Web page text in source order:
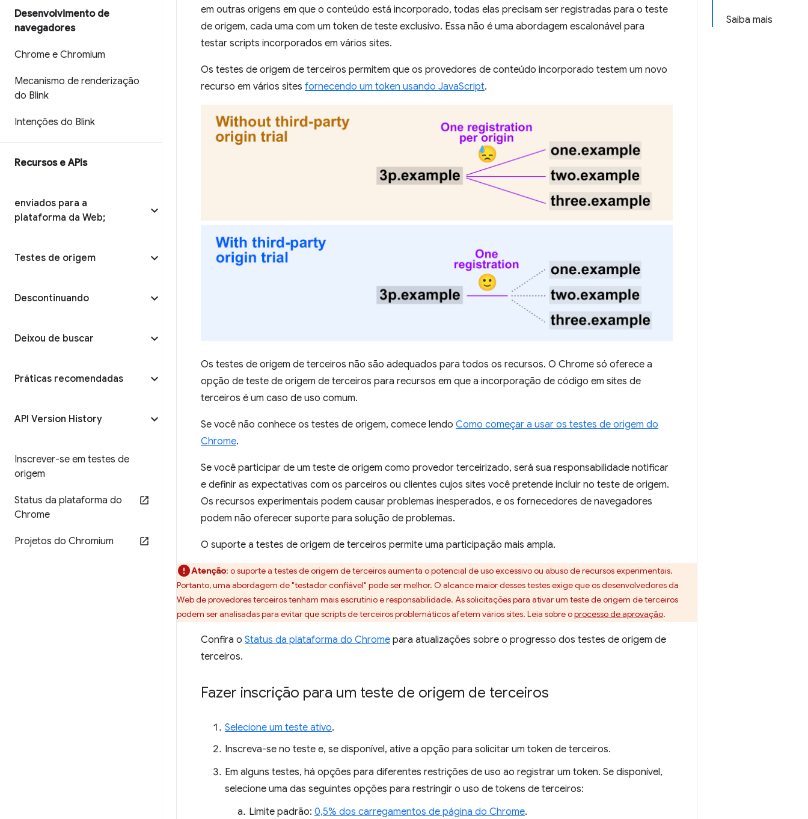
Desenvolvimento de
navegadores
Chrome e Chromium
Mecanismo de renderização
do Blink
Intenções do Blink
Recursos e APIs
enviados para a
plataforma da Web;
Testes de origem
Descontinuando
Deixou de buscar
Práticas recomendadas
API Version History
Inscrever-se em testes de
origem
Status da plataforma do
Chrome
Projetos do Chromium
Saiba mais
em outras origens em que o conteúdo está incorporado, todas elas precisam ser registradas para o teste
de origem, cada uma com um token de teste exclusivo. Essa não é uma abordagem escalonável para
testar scripts incorporados em vários sites.
Os testes de origem de terceiros permitem que os provedores de conteúdo incorporado testem um novo
recurso em vários sites fornecendo um token usando JavaScript.
Os testes de origem de terceiros não são adequados para todos os recursos. O Chrome só oferece a
opção de teste de origem de terceiros para recursos em que a incorporação de código em sites de
terceiros é um caso de uso comum.
Se você não conhece os testes de origem, comece lendo Como começar a usar os testes de origem do
Chrome.
Se você participar de um teste de origem como provedor terceirizado, será sua responsabilidade notificar
e definir as expectativas com os parceiros ou clientes cujos sites você pretende incluir no teste de origem.
Os recursos experimentais podem causar problemas inesperados, e os fornecedores de navegadores
podem não oferecer suporte para solução de problemas.
O suporte a testes de origem de terceiros permite uma participação mais ampla.
Atenção: o suporte a testes de origem de terceiros aumenta o potencial de uso excessivo ou abuso de recursos experimentais.
Portanto, uma abordagem de "testador confiável" pode ser melhor. O alcance maior desses testes exige que os desenvolvedores da
Web de provedores terceiros tenham mais escrutínio e responsabilidade. As solicitações para ativar um teste de origem de terceiros
podem ser analisadas para evitar que scripts de terceiros problemáticos afetem vários sites. Leia sobre oprocesso de aprovação.
Confira o Status da plataforma do Chrome para atualizações sobre o progresso dos testes de origem de
terceiros.
Fazer inscrição para um teste de origem de terceiros
Selecione um teste ativo.
Inscreva-se no teste e, se disponível, ative a opção para solicitar um token de terceiros.
Em alguns testes, há opções para diferentes restrições de uso ao registrar um token. Se disponível,
selecione uma das seguintes opções para restringir o uso de tokens de terceiros:
Limite padrão: 0,5% dos carregamentos de página do Chrome.